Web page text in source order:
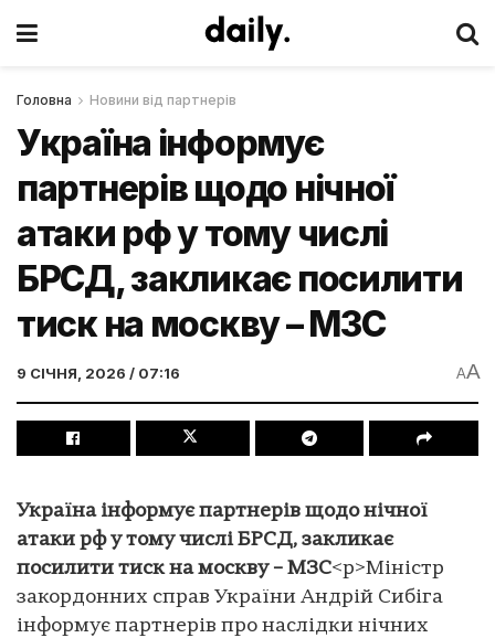
Головна Новини від партнерів
Україна інформує
партнерів щодо нічної
атаки рф у тому числі
БРСД, закликає посилити
тиск на москву – МЗС
9 СІЧНЯ, 2026 / 07:16 AA
Україна інформує партнерів щодо нічної
атаки рф у тому числі БРСД, закликає
посилити тиск на москву – МЗС<p>Міністр
закордонних справ України Андрій Сибіга
інформує партнерів про наслідки нічних